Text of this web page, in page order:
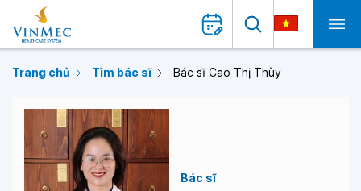
Trang chủ Tìm bác sĩ Bác sĩ Cao Thị Thùy
Bác sĩ